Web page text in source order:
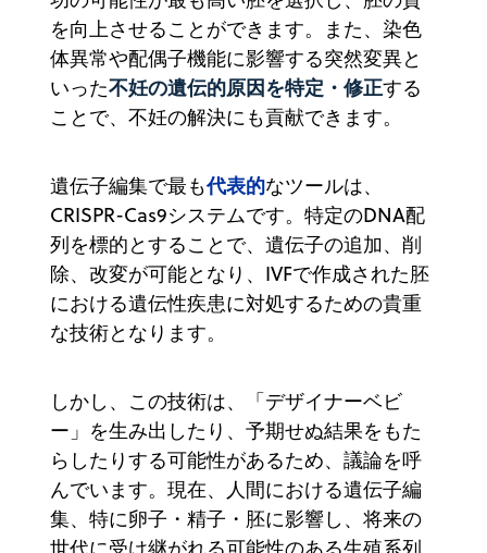
を向上させることができます。また、染色
体異常や配偶子機能に影響する突然変異と
いった不妊の遺伝的原因を特定・修正する
ことで、不妊の解決にも貢献できます。
遺伝子編集で最も代表的なツールは、
CRISPR-Cas9システムです。特定のDNA配
列を標的とすることで、遺伝子の追加、削
除、改変が可能となり、IVFで作成された胚
における遺伝性疾患に対処するための貴重
な技術となります。
しかし、この技術は、「デザイナーベビ
ー」を生み出したり、予期せぬ結果をもた
らしたりする可能性があるため、議論を呼
んでいます。現在、人間における遺伝子編
集、特に卵子・精子・胚に影響し、将来の